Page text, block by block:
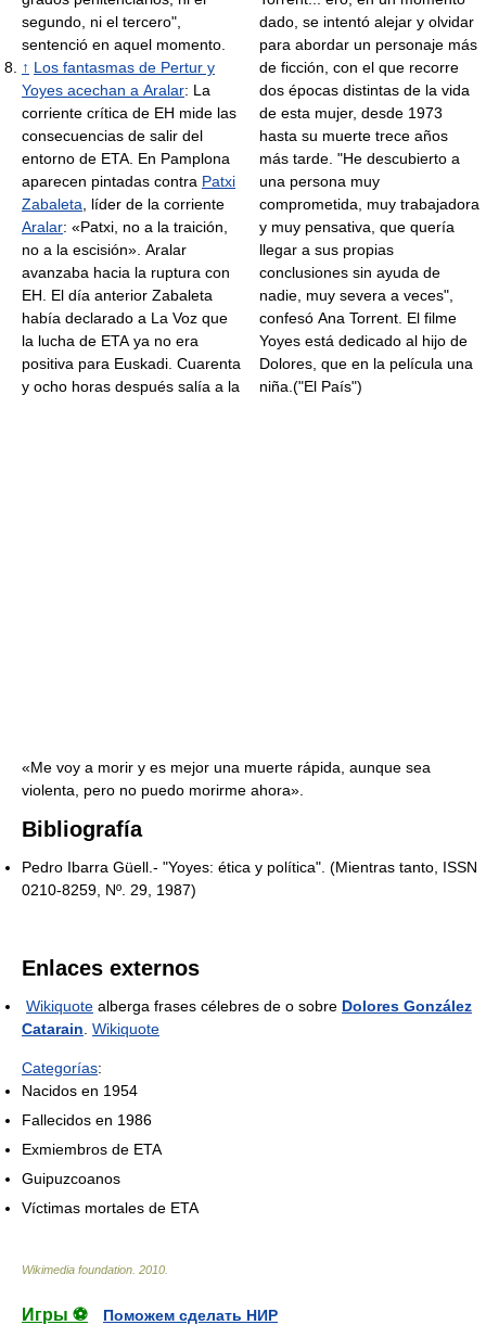
segundo, ni el tercero",
sentenció en aquel momento.
↑ Los fantasmas de Pertur y
Yoyes acechan a Aralar: La
corriente crítica de EH mide las
consecuencias de salir del
entorno de ETA. En Pamplona
aparecen pintadas contra Patxi
Zabaleta , líder de la corriente
Aralar: «Patxi, no a la traición,
no a la escisión». Aralar
avanzaba hacia la ruptura con
EH. El día anterior Zabaleta
había declarado a La Voz que
la lucha de ETA ya no era
positiva para Euskadi. Cuarenta
y ocho horas después salía a la
dado, se intentó alejar y olvidar
para abordar un personaje más
de ficción, con el que recorre
dos épocas distintas de la vida
de esta mujer, desde 1973
hasta su muerte trece años
más tarde. "He descubierto a
una persona muy
comprometida, muy trabajadora
y muy pensativa, que quería
llegar a sus propias
conclusiones sin ayuda de
nadie, muy severa a veces",
confesó Ana Torrent. El filme
Yoyes está dedicado al hijo de
Dolores, que en la película una
niña.("El País")
«Me voy a morir y es mejor una muerte rápida, aunque sea
violenta, pero no puedo morirme ahora».
Bibliografía
Pedro Ibarra Güell.- "Yoyes: ética y política". (Mientras tanto, ISSN
0210-8259, Nº. 29, 1987)
Enlaces externos
Wikiquote alberga frases célebres de o sobre Dolores González
Catarain Wikiquote
Categorías:
Nacidos en 1954
Fallecidos en 1986
Exmiembros de ETA
Guipuzcoanos
Víctimas mortales de ETA
Wikimedia foundation 2010
Игры ⚽
Поможем сделать НИР